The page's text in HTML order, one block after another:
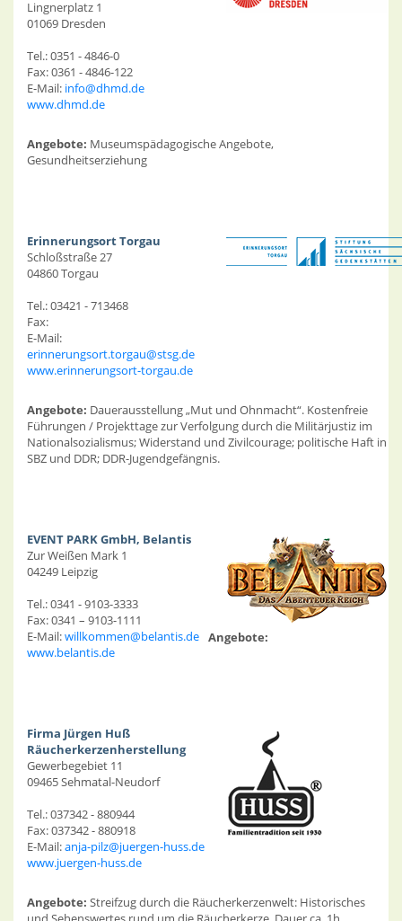
Lingnerplatz 1
01069 Dresden
Tel.: 0351 - 4846-0
Fax: 0361 - 4846-122
E-Mail: info@dhmd.de
www.dhmd.de
Angebote: Museumspädagogische Angebote,
Gesundheitserziehung
Erinnerungsort Torgau
Schloßstraße 27
04860 Torgau
Tel.: 03421 - 713468
Fax:
E-Mail:
erinnerungsort.torgau@stsg.de
www.erinnerungsort-torgau.de
Angebote: Dauerausstellung „Mut und Ohnmacht“. Kostenfreie
Führungen / Projekttage zur Verfolgung durch die Militärjustiz im
Nationalsozialismus; Widerstand und Zivilcourage; politische Haft in
SBZ und DDR; DDR-Jugendgefängnis.
EVENT PARK GmbH, Belantis
Zur Weißen Mark 1
04249 Leipzig
Tel.: 0341 - 9103-3333
Fax: 0341 – 9103-1111
E-Mail:willkommen@belantis.de
www.belantis.de
Angebote:
Firma Jürgen Huß
Räucherkerzenherstellung
Gewerbegebiet 11
09465 Sehmatal-Neudorf
Tel.: 037342 - 880944
Fax: 037342 - 880918
E-Mail:anja-pilz@juergen-huss.de
www.juergen-huss.de
Angebote: Streifzug durch die Räucherkerzenwelt: Historisches